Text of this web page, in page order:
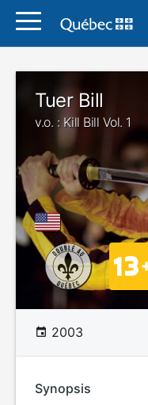
Tuer Bill
v.o. : Kill Bill Vol. 1
2003
Synopsis